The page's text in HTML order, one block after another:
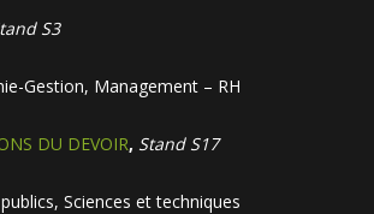
S3
Gestion, Management – RH
DU DEVOIR, Stand S17
Sciences et techniques